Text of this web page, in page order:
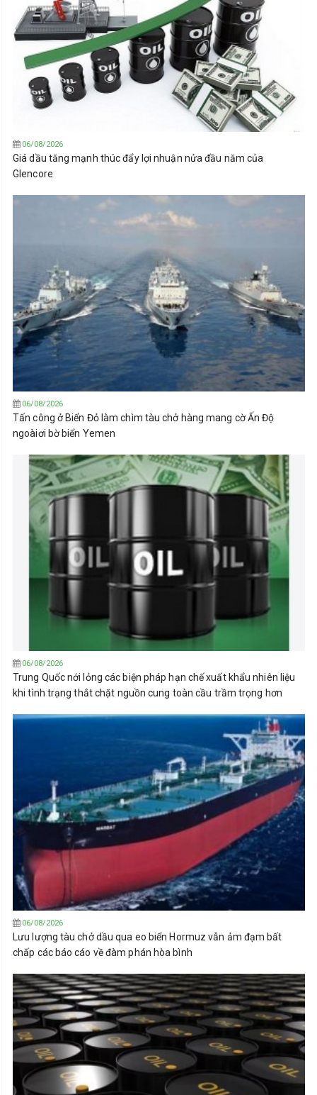
06/08/2026
Giá dầu tăng mạnh thúc đẩy lợi nhuận nửa đầu năm của
Glencore
06/08/2026
Tấn công ở Biển Đỏ làm chìm tàu chở hàng mang cờ Ấn Độ
ngoàiơi bờ biển Yemen
06/08/2026
Trung Quốc nới lỏng các biện pháp hạn chế xuất khẩu nhiên liệu
khi tình trạng thắt chặt nguồn cung toàn cầu trầm trọng hơn
06/08/2026
Lưu lượng tàu chở dầu qua eo biển Hormuz vẫn ảm đạm bất
chấp các báo cáo về đàm phán hòa bình